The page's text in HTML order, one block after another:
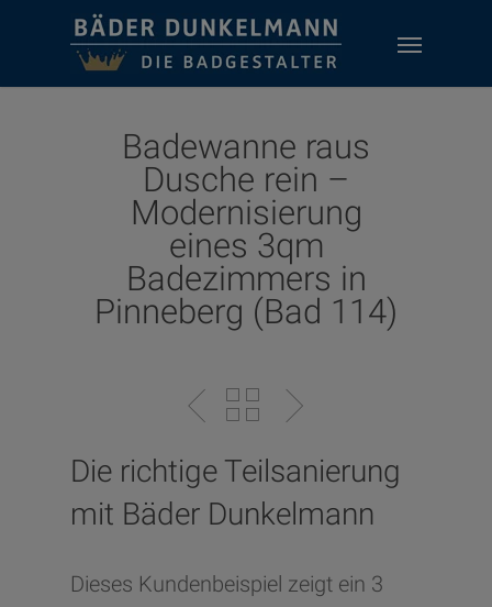
main
Badewanne raus
Dusche rein –
Modernisierung
eines 3qm
Badezimmers in
Pinneberg (Bad 114)
Die richtige Teilsanierung
mit Bäder Dunkelmann
Dieses Kundenbeispiel zeigt ein 3